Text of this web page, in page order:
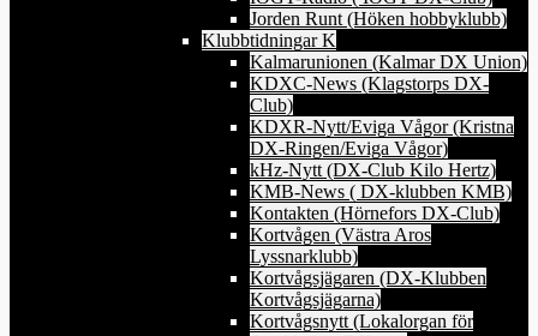
Jorden Runt (Höken hobbyklubb)
Klubbtidningar K
Kalmarunionen (Kalmar DX Union)
KDXC-News (Klagstorps DX-
Club)
KDXR-Nytt/Eviga Vågor (Kristna
DX-Ringen/Eviga Vågor)
kHz-Nytt (DX-Club Kilo Hertz)
KMB-News ( DX-klubben KMB)
Kontakten (Hörnefors DX-Club)
Kortvågen (Västra Aros
Lyssnarklubb)
Kortvågsjägaren (DX-Klubben
Kortvågsjägarna)
Kortvågsnytt (Lokalorgan för